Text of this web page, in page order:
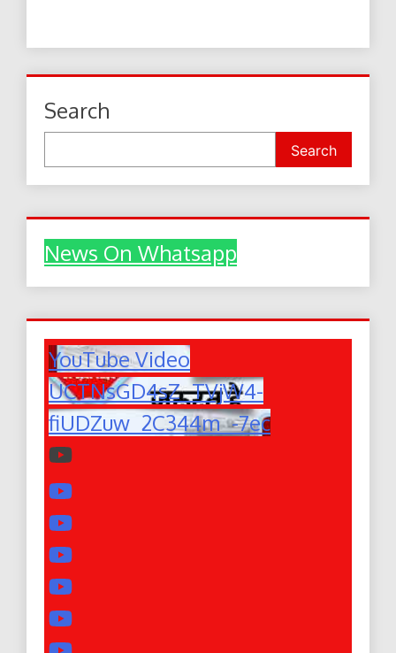
Search
Search
News On Whatsapp
YouTube Video
UCTNsGD4sZ_TVjW4-
fiUDZuw_2C344m_-7ec